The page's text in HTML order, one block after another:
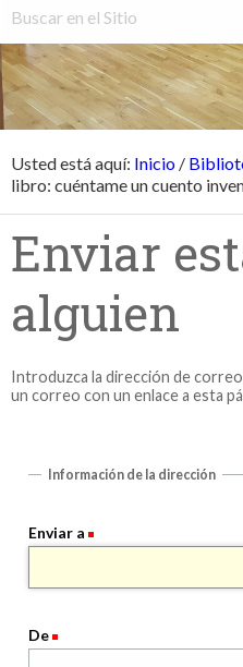
Usted está aquí: Inicio /
libro: cuéntame un cuento
Enviar
alguien
Introduzca la dirección de
un correo con un enlace a esta
Información de la dirección
Enviar a
De